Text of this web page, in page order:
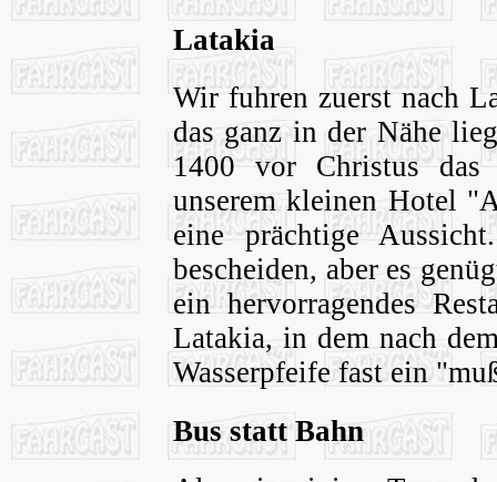
Latakia
Wir fuhren zuerst nach
das ganz in der Nähe
1400 vor Christus das
unserem kleinen Hotel
eine prächtige
bescheiden, aber es
ein hervorragendes
Latakia, in dem nach
Wasserpfeife fast ein
Bus statt Bahn